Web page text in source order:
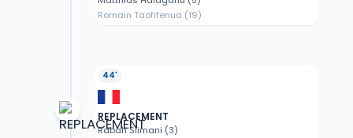
Romain Taofifenua (19)
44'
REPLACEMENT
Rabah Slimani (3)